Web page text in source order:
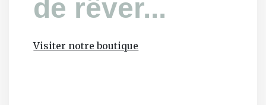
de rêver...
Visiter notre boutique